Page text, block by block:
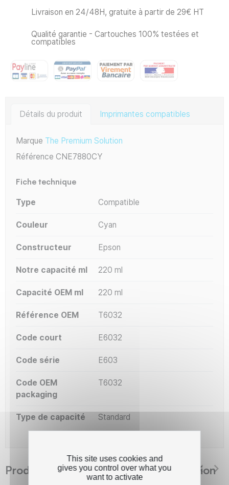
Livraison en 24/48H, gratuite à partir de 29€ HT
Qualité garantie - Cartouches 100% testées et
compatibles
Détails du produit Imprimantes compatibles
Marque The Premium Solution
Référence CNE7880CY
Fiche technique
Type Compatible
Couleur Cyan
Constructeur Epson
Notre capacité ml 220 ml
Capacité OEM ml 220 ml
Référence OEM T6032
Code court E6032
Code série E603
Code OEM
packaging
T6032
Type de capacité Standard
Produits suggérés The Premium Solution
This site uses cookies and
gives you control over what you
want to activate